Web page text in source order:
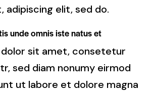
adipiscing elit, sed do.
unde omnis iste natus et
dolor sit amet, consetetur
sed diam nonumy eirmod
ut labore et dolore magna